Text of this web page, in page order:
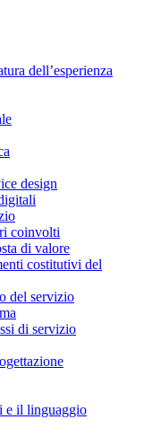
dell’esperienza
design
coinvolti
di valore
costitutivi del
del servizio
di servizio
e il linguaggio